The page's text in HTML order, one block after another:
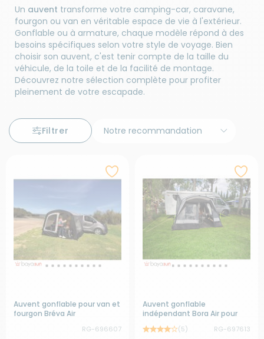
Un auvent transforme votre camping-car, caravane,
fourgon ou van en véritable espace de vie à l'extérieur.
Gonflable ou à armature, chaque modèle répond à des
besoins spécifiques selon votre style de voyage. Bien
choisir son auvent, c'est tenir compte de la taille du
véhicule, de la toile et de la facilité de montage.
Découvrez notre sélection complète pour profiter
pleinement de votre escapade.
Filtrer
Auvent gonflable pour van et
fourgon Bréva Air
RG-696607
Auvent gonflable
indépendant Bora Air pour
(5) RG-697613